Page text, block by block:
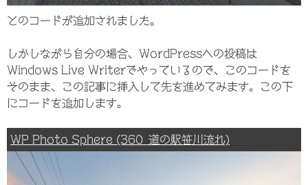
とのコードが追加されました。
しかしながら自分の場合、WordPressへの投稿は
Windows Live Writerでやっているので、このコードを
そのまま、この記事に挿入して先を進めてみます。この下
にコードを追加します。
WP Photo Sphere (360_道の駅笹川流れ)